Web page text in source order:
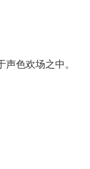
色欢场之中。